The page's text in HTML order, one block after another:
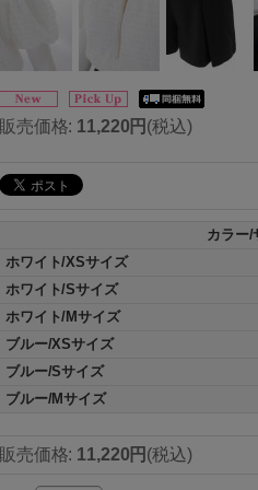
販売価格: 11,220円 (税込)
カラー/
ホワイト/XSサイズ
ホワイト/Sサイズ
ホワイト/Mサイズ
ブルー/XSサイズ
ブルー/Sサイズ
ブルー/Mサイズ
販売価格: 11,220円 (税込)